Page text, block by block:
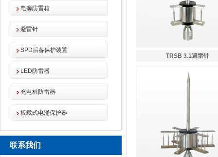
电源防雷箱
避雷针
SPD后备保护装置
LED防雷器
充电桩防雷器
板载式电涌保护器
联系我们
TRSB 3.1避雷针